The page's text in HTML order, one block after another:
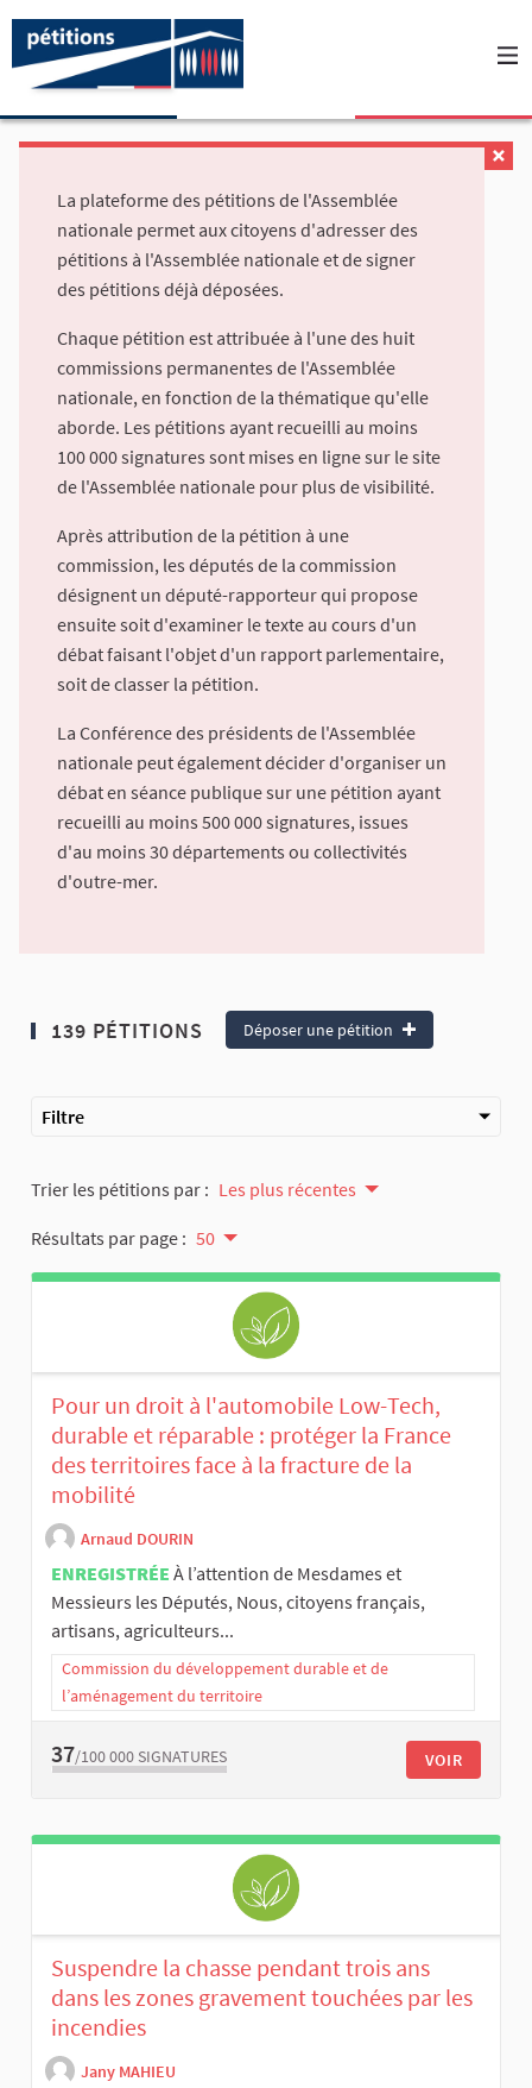
La plateforme des pétitions de l'Assemblée
nationale permet aux citoyens d'adresser des
pétitions à l'Assemblée nationale et de signer
des pétitions déjà déposées.
Chaque pétition est attribuée à l'une des huit
commissions permanentes de l'Assemblée
nationale, en fonction de la thématique qu'elle
aborde. Les pétitions ayant recueilli au moins
100 000 signatures sont mises en ligne sur le site
de l'Assemblée nationale pour plus de visibilité.
Après attribution de la pétition à une
commission, les députés de la commission
désignent un député-rapporteur qui propose
ensuite soit d'examiner le texte au cours d'un
débat faisant l'objet d'un rapport parlementaire,
soit de classer la pétition.
La Conférence des présidents de l'Assemblée
nationale peut également décider d'organiser un
débat en séance publique sur une pétition ayant
recueilli au moins 500 000 signatures, issues
d'au moins 30 départements ou collectivités
d'outre-mer.
139 PÉTITIONS Déposer une pétition
Filtre
Trier les pétitions par : Les plus récentes
Résultats par page : 50
Pour un droit à l'automobile Low-Tech,
durable et réparable : protéger la France
des territoires face à la fracture de la
mobilité
Arnaud DOURIN
ENREGISTRÉE À l’attention de Mesdames et
Messieurs les Députés, Nous, citoyens français,
artisans, agriculteurs...
Commission du développement durable et de
l’aménagement du territoire
37/100 000 SIGNATURES VOIR
Suspendre la chasse pendant trois ans
dans les zones gravement touchées par les
incendies
Jany MAHIEU